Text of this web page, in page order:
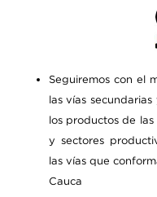
Seguiremos con el
las vías
los productos de
y sectores
las vías que
Cauca